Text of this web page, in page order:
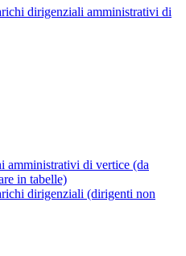
dirigenziali amministrativi di
amministrativi di vertice (da
in tabelle)
dirigenziali (dirigenti non